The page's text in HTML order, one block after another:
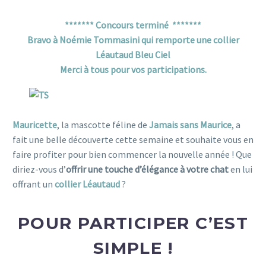
******* Concours terminé *******
Bravo à Noémie Tommasini qui remporte une collier
Léautaud Bleu Ciel
Merci à tous pour vos participations.
Mauricette, la mascotte féline de Jamais sans Maurice, a
fait une belle découverte cette semaine et souhaite vous en
faire profiter pour bien commencer la nouvelle année ! Que
diriez-vous d’offrir une touche d’élégance à votre chaten lui
offrant un collier Léautaud?
POUR PARTICIPER C’EST
SIMPLE !